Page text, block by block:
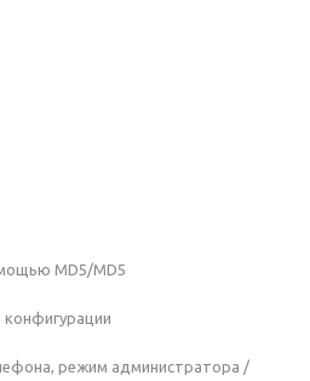
MD5/MD5
режим администратора /